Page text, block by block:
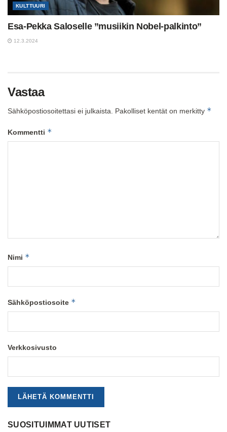
KULTTUURI
Esa-Pekka Saloselle ”musiikin Nobel-palkinto”
12.3.2024
Vastaa
Sähköpostiosoitettasi ei julkaista. Pakolliset kentät on merkitty *
Kommentti *
Nimi *
Sähköpostiosoite *
Verkkosivusto
SUOSITUIMMAT UUTISET